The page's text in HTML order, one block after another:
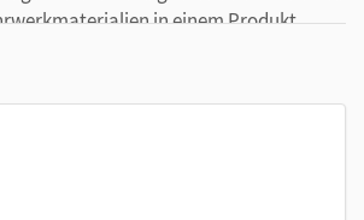
in einem Produkt.
Planungstools, vereinfacht er Ihre